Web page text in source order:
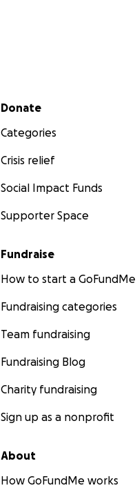
Secondary menu
Donate
Categories
Crisis relief
Social Impact Funds
Supporter Space
Fundraise
How to start a GoFundMe
Fundraising categories
Team fundraising
Fundraising Blog
Charity fundraising
Sign up as a nonprofit
About
How GoFundMe works